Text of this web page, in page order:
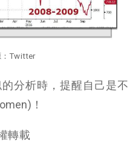
：Twitter
分析時，提醒自己是不
！
轉載